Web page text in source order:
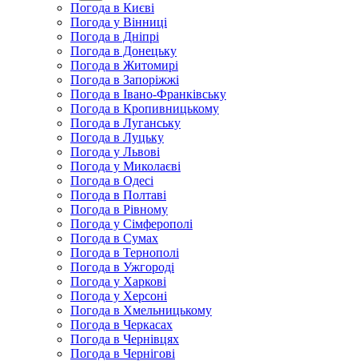
Погода в Києві
Погода у Вінниці
Погода в Дніпрі
Погода в Донецьку
Погода в Житомирі
Погода в Запоріжжі
Погода в Івано-Франківську
Погода в Кропивницькому
Погода в Луганську
Погода в Луцьку
Погода у Львові
Погода у Миколаєві
Погода в Одесі
Погода в Полтаві
Погода в Рівному
Погода у Сімферополі
Погода в Сумах
Погода в Тернополі
Погода в Ужгороді
Погода у Харкові
Погода у Херсоні
Погода в Хмельницькому
Погода в Черкасах
Погода в Чернівцях
Погода в Чернігові